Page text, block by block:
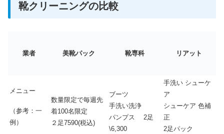
靴クリーニングの比較
業者 美靴パック 靴専科 リアット
メニュー
（参考：一
例）
数量限定で毎週先
着100名限定
２足7590(税込)
ブーツ
手洗い洗浄
パンプス 2足
\6,300
手洗い シューケ
ア
シューケア 色補
正
2足パック